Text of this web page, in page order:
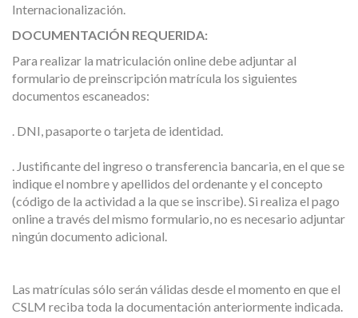
Internacionalización.
DOCUMENTACIÓN REQUERIDA:
Para realizar la matriculación online debe adjuntar al
formulario de preinscripción matrícula los siguientes
documentos escaneados:
. DNI, pasaporte o tarjeta de identidad.
. Justificante del ingreso o transferencia bancaria, en el que se
indique el nombre y apellidos del ordenante y el concepto
(código de la actividad a la que se inscribe). Si realiza el pago
online a través del mismo formulario, no es necesario adjuntar
ningún documento adicional.
Las matrículas sólo serán válidas desde el momento en que el
CSLM reciba toda la documentación anteriormente indicada.